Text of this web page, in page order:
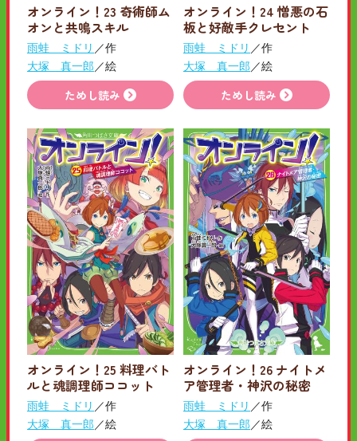
オンライン！23 奇術師ム
オンと共鳴スキル
雨蛙 ミドリ ／作
大塚 真一郎 ／絵
ためし読み
オンライン！24 憎悪の石
板と好敵手クレセント
雨蛙 ミドリ ／作
大塚 真一郎 ／絵
ためし読み
オンライン！25 料理バト
ルと魂調理師ココット
雨蛙 ミドリ ／作
大塚 真一郎 ／絵
オンライン！26 ナイトメ
ア管理者・神沢の秘密
雨蛙 ミドリ ／作
大塚 真一郎 ／絵